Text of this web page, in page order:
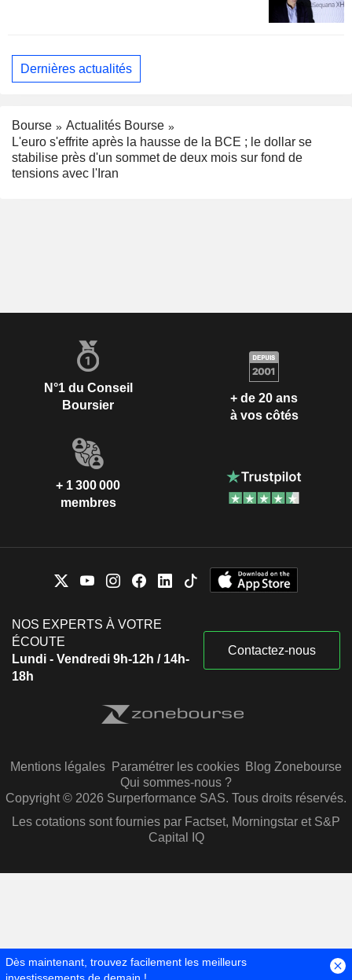
Dernières actualités
Bourse
Actualités Bourse
L'euro s'effrite après la hausse de la BCE ; le dollar se
stabilise près d'un sommet de deux mois sur fond de
tensions avec l'Iran
N°1 du Conseil
Boursier
+ de 20 ans
à vos côtés
+ 1 300 000
membres
NOS EXPERTS À VOTRE
ÉCOUTE
Lundi - Vendredi 9h-12h / 14h-
18h
Contactez-nous
Mentions légales Paramétrer les cookies Blog Zonebourse
Qui sommes-nous ?
Copyright © 2026 Surperformance SAS. Tous droits réservés.
Les cotations sont fournies par Factset, Morningstar et S&P
Capital IQ
Dès maintenant, trouvez facilement les meilleurs